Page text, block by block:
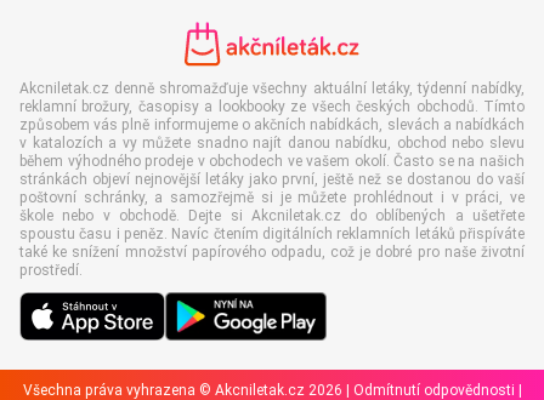
Akcniletak.cz denně shromažďuje všechny aktuální letáky, týdenní nabídky,
reklamní brožury, časopisy a lookbooky ze všech českých obchodů. Tímto
způsobem vás plně informujeme o akčních nabídkách, slevách a nabídkách
v katalozích a vy můžete snadno najít danou nabídku, obchod nebo slevu
během výhodného prodeje v obchodech ve vašem okolí. Často se na našich
stránkách objeví nejnovější letáky jako první, ještě než se dostanou do vaší
poštovní schránky, a samozřejmě si je můžete prohlédnout i v práci, ve
škole nebo v obchodě. Dejte si Akcniletak.cz do oblíbených a ušetřete
spoustu času i peněz. Navíc čtením digitálních reklamních letáků přispíváte
také ke snížení množství papírového odpadu, což je dobré pro naše životní
prostředí.
Všechna práva vyhrazena © Akcniletak.cz 2026 | Odmítnutí odpovědnosti